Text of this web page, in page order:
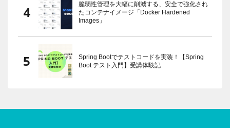
脆弱性管理を大幅に削減する、安全で強化され
たコンテナイメージ「Docker Hardened
Images」
Spring Bootでテストコードを実装！【Spring
Boot テスト入門】受講体験記